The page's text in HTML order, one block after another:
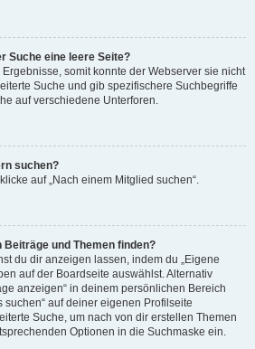
Suche eine leere Seite?
somit konnte der Webserver sie nicht
Suche und gib spezifischere Suchbegriffe
auf verschiedene Unterforen.
suchen?
auf „Nach einem Mitglied suchen“.
Beiträge und Themen finden?
du dir anzeigen lassen, indem du „Eigene
auf der Boardseite auswählst. Alternativ
anzeigen“ in deinem persönlichen Bereich
suchen“ auf deiner eigenen Profilseite
Suche, um nach von dir erstellen Themen
Optionen in die Suchmaske ein.